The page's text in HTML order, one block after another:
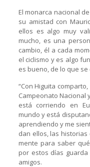
El monarca nacional
su amistad con
ellos es algo muy
mucho, es una
cambio, él a cada
el ciclismo y es algo
es bueno, de lo que se
“Con Higuita
Campeonato
está corriendo en
mundo y está
aprendiendo y me
dan ellos, las
mente para saber
por estos días
amigos.